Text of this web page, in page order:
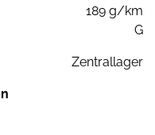
189 g/km
G
Zentrallager